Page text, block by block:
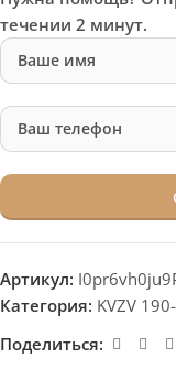
течении 2 минут.
Артикул:
Категория: KVZV
Поделиться: